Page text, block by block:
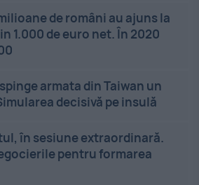
de români au ajuns la
1.000 de euro net. În 2020
armata din Taiwan un
decisivă pe insulă
în sesiune extraordinară.
pentru formarea